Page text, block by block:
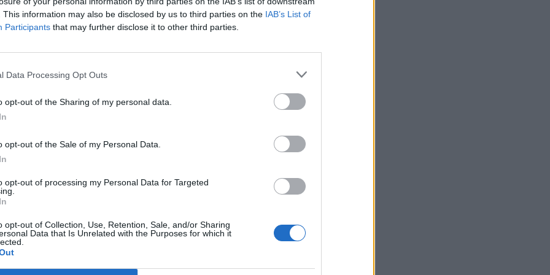
This information may also be disclosed by us to third parties on the IAB’s List of
Participants that may further disclose it to other third parties.
Data Processing Opt Outs
opt-out of the Sharing of my personal data.
opt-out of the Sale of my Personal Data.
opt-out of processing my Personal Data for Targeted
opt-out of Collection, Use, Retention, Sale, and/or Sharing
Data that Is Unrelated with the Purposes for which it
Day 2026Október 21-én jön a Portfolio Investment Day 2026, ahol a piac vezető
évek nyertesei, mire számíthatunk a részvény-, kötvény-, nyersanyag- és
érdemes portfóliót építeni egy gyorsan változó...
portfolio.hu hírarchívumához tartozik, melynek olvasása előfizetéses
cikkarchívum
elmúlt 2 év napon belüli
Előfizetés